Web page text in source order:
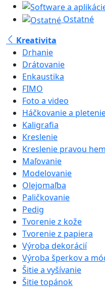
Ostatné
Kreativita
Drhanie
Drátovanie
Enkaustika
FIMO
Foto a video
Háčkovanie a
Kaligrafia
Kreslenie
Kreslenie pravou
Maľovanie
Modelovanie
Olejomaľba
Paličkovanie
Pedig
Tvorenie z kože
Tvorenie z papiera
Výroba dekorácií
Výroba šperkov a
Šitie a vyšívanie
Šitie topánok